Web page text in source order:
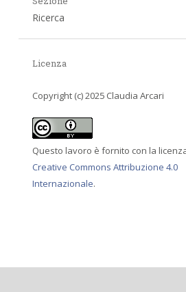
Ricerca
Licenza
Copyright (c) 2025 Claudia Arcari
Questo lavoro è fornito con la
Creative Commons Attribuzione 4.0
Internazionale.